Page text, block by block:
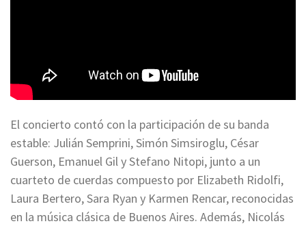
El concierto contó con la participación de su banda
estable: Julián Semprini, Simón Simsiroglu, César
Guerson, Emanuel Gil y Stefano Nitopi, junto a un
cuarteto de cuerdas compuesto por Elizabeth Ridolfi,
Laura Bertero, Sara Ryan y Karmen Rencar, reconocidas
en la música clásica de Buenos Aires. Además, Nicolás